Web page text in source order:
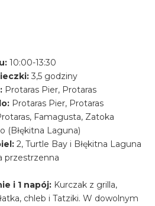
10:00-13:30
3,5 godziny
Protaras Pier, Protaras
Protaras Pier, Protaras
Famagusta, Zatoka
(Błękitna Laguna)
2, Turtle Bay i Błękitna Laguna
przestrzenna
i 1 napój: Kurczak z grilla,
chleb i Tatziki. W dowolnym